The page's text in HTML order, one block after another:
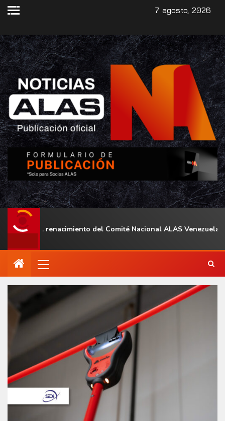
7 agosto, 2026
el renacimiento del Comité Nacional ALAS Venezuela